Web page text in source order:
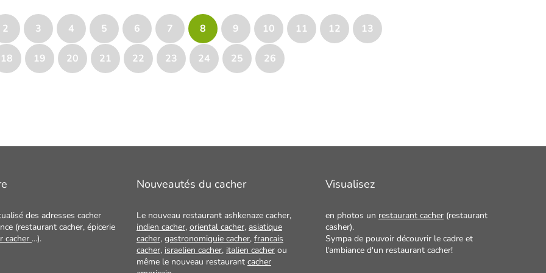
2 3 4 5 6 7 8 9 10 11 12 13
18 19 20 21 22 23 24 25 26
des adresses cacher
(restaurant cacher, épicerie
cacher ...).
Nouveautés du cacher
Le nouveau restaurant ashkenaze cacher,
indien cacher, oriental cacher, asiatique
cacher, gastronomiquie cacher, francais
cacher, israelien cacher, italien cacher ou
même le nouveau restaurant cacher
Visualisez
en photos un restaurant cacher (restaurant
casher).
Sympa de pouvoir découvrir le cadre et
l'ambiance d'un restaurant cacher!